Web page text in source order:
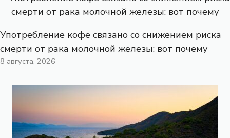
Употребление кофе связано со снижением риска
смерти от рака молочной железы: вот почему
8 августа, 2026